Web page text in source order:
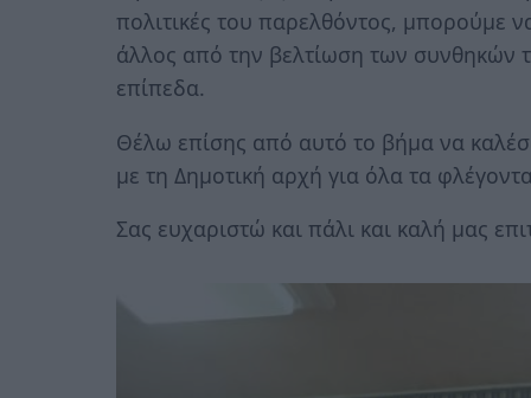
πολιτικές του παρελθόντος, μπορούμε
άλλος από την βελτίωση των συνθηκών
επίπεδα.
Θέλω επίσης από αυτό το βήμα να
με τη Δημοτική αρχή για όλα τα
Σας ευχαριστώ και πάλι και καλή μας